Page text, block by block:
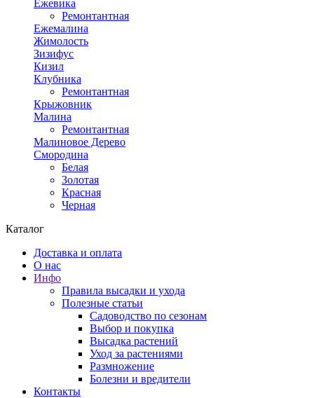
Ежевика
Ремонтантная
Ежемалина
Жимолость
Зизифус
Кизил
Клубника
Ремонтантная
Крыжовник
Малина
Ремонтантная
Малиновое Дерево
Смородина
Белая
Золотая
Красная
Черная
Каталог
Доставка и оплата
О нас
Инфо
Правила высадки и ухода
Полезные статьи
Садоводство по сезонам
Выбор и покупка
Высадка растений
Уход за растениями
Размножение
Болезни и вредители
Контакты